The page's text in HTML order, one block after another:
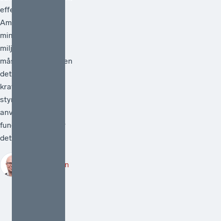
effektiv.[1]
Ambitionen att
minska
miljöpåverkan
måste vara hög men
det måste också
kraven på att de
styrmedel som
används faktiskt
fungerar. Därför är
det välkomme...
Robert Lönn